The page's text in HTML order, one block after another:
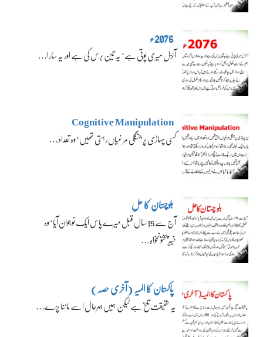
2076ء
آئزل میری پوتی ہے‘ یہ تین برس کی ہے اور یہ سارا…
Cognitive Manipulation
کسی پہاڑی پر جنگلی مرغیاں رہتی تھیں‘ وہ تعداد…
بلوچستان کا حل
آج سے 15 سال قبل میرے پاس ایک نوجوان آیا‘ وہ
خیبرپختونخواہ…
پاکستان کا المیہ (آخری حصہ)
یہ حقیقت تلخ ہے لیکن ہمیں بہرحال اسے ماننا پڑے…